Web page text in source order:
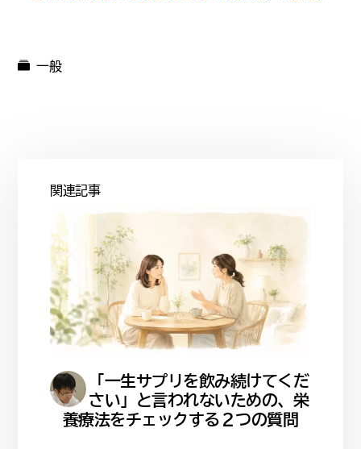
一般
関連記事
「一生サプリを飲み続けてくだ
さい」と言われないための、栄
養療法をチェックする２つの質問